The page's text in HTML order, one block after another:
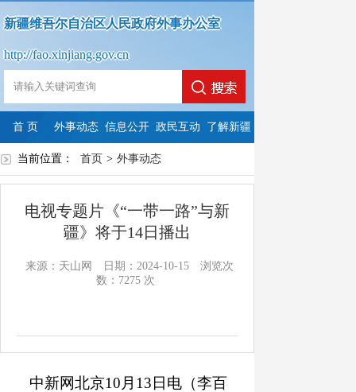
新疆维吾尔自治区人民政府外事办公室
http://fao.xinjiang.gov.cn
首 页 外事动态 信息公开
政
信
公
指
南
政
信
公
制
度
法
主
公
内
容
依
开
政
信
公
年
报
府
站
度
报
政民互动 了解新疆
当前位置： 首页 > 外事动态
电视专题片《“一带一路”与新
疆》将于14日播出
来源：天山网 日期：2024-10-15
浏览次
数： 7275次
中新网北京10月13日电（李百